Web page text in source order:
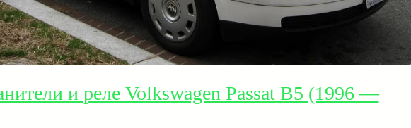
и реле Volkswagen Passat B5 (1996 —